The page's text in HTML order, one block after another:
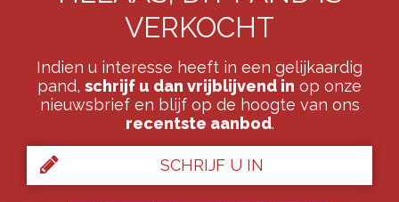
VERKOCHT
Indien u interesse heeft in een gelijkaardig
pand, schrijf u dan vrijblijvend in op onze
nieuwsbrief en blijf op de hoogte van ons
recentste aanbod.
SCHRIJF U IN